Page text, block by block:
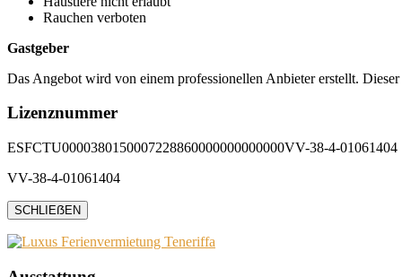
Rauchen verboten
Gastgeber
Das Angebot wird von einem professionellen Anbieter erstellt.
Lizenznummer
ESFCTU0000380150007228860000000000000VV-38-4-01061404
VV-38-4-01061404
SCHLIEẞEN